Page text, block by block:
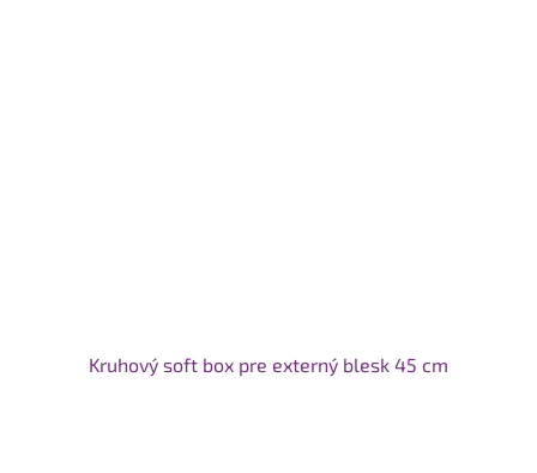
Kruhový soft box pre externý blesk 45 cm